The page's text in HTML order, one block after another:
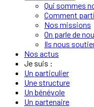
Qui sommes
Comment
Nos missions
On parle de
Ils nous
Nos actus
Je suis :
Un particulier
Une structure
Un bénévole
Un partenaire